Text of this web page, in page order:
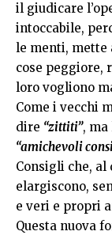
il giudicare
intoccabile,
le menti, mette
cose peggiore,
loro vogliono
Come i vecchi
dire “zittiti”, ma
“amichevoli
Consigli che,
elargiscono,
e veri e propri
Questa nuova